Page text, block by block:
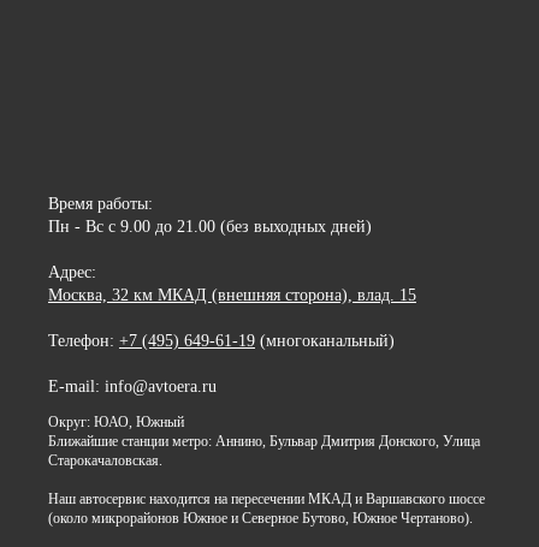
Время работы:
Пн - Вс с 9.00 до 21.00 (без выходных дней)
Адрес:
Москва, 32 км МКАД (внешняя сторона), влад. 15
Телефон: +7 (495) 649-61-19 (многоканальный)
E-mail: info@avtoera.ru
Округ: ЮАО, Южный
Ближайшие станции метро: Аннино, Бульвар Дмитрия Донского, Улица
Старокачаловская.
Наш автосервис находится на пересечении МКАД и Варшавского шоссе
(около микрорайонов Южное и Северное Бутово, Южное Чертаново).